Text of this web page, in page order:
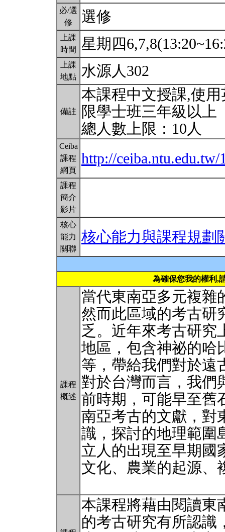
必/選
修
選修
上課
時間
星期四
上課
地點 水源人302
備註
本課程中文授課,使
限學士班三年級以上
總人數上限：10人
Ceiba
課程
網頁
http://
課程
簡介
影片
核心
能力
關聯
核心能力與課程規劃
為確保您我的權利,
課程
概述
當代東南亞多元複雜
然而此區域的考古研
乏。近年來考古研究
地區，包含神祕的哈
等，帶給我們對於遠
對於台灣而言，我們
前時期，可能早至舊
南亞考古的文獻，對
識，探討的地理範圍
立人的出現至早期國
文化、農業的起源、
本課程將藉由閱讀東
的考古研究有所認識